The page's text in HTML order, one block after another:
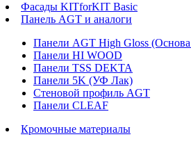
Фасады KITforKIT Basic
Панель AGT и аналоги
Панели AGT High Gloss
Панели HI WOOD
Панели TSS DEKTA
Панели 5K (УФ Лак)
Стеновой профиль AGT
Панели CLEAF
Кромочные материалы